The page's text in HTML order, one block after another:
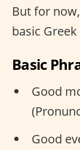
But for
basic
Basic
Good
Good